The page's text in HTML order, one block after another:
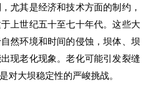
尤其是经济和技术方面的制约，
上世纪五十至七十年代。这些大
然环境和时间的侵蚀，坝体、坝
现老化现象。老化可能引发裂缝
对大坝稳定性的严峻挑战。